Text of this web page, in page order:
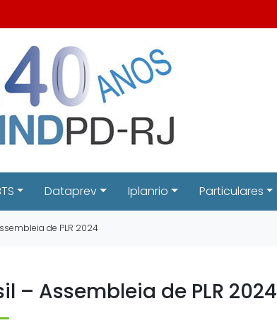
Dataprev Iplanrio Particulares
de PLR 2024
– Assembleia de PLR 2024